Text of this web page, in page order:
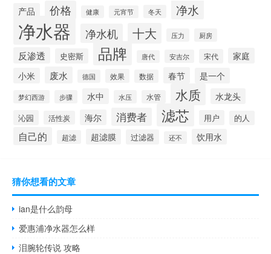
产品 价格 健康 元宵节 冬天 净水
净水器 净水机 十大 压力 厨房
反渗透 史密斯 品牌 唐代 安吉尔 宋代
家庭
小米
废水 德国 效果 数据 春节 是一个
梦幻西游 步骤 水中 水压 水管 水质 水龙头
沁园 活性炭 海尔 消费者 滤芯 用户 的人
自己的 超滤 超滤膜 过滤器 还不 饮用水
猜你想看的文章
ian是什么韵母
爱惠浦净水器怎么样
泪腕轮传说 攻略